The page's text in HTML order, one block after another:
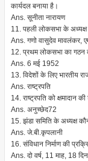
कार्यदल बनाया है।
Ans. सूनीता नारायण
11. पहली लोकसभा के
Ans. गणो वासुदेव
12. प्रथम लोकसभा का
Ans. 6 मई 1952
13. विदेशों के लिए भारतीय
Ans. राष्ट्रपति
14. राष्ट्रपति को क्षमादान
Ans. अनुच्छेद72
15. झंडा समिति के अध्यक्ष
Ans. जे.बी.कृपलानी
16. संविधान निर्माण की
Ans. दो वर्ष, 11 माह, 18 दिन